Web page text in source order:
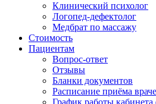
Клинический психолог
Логопед-дефектолог
Медбрат по массажу
Стоимость
Пациентам
Вопрос-ответ
Отзывы
Бланки документов
Расписание приёма
График работы